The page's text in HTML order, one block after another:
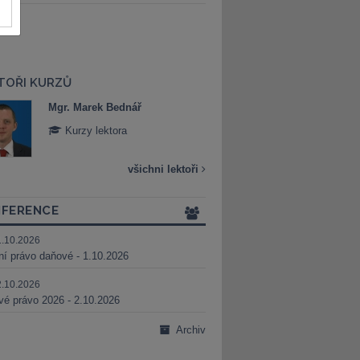
KURZŮ
Mgr. Marek Bednář
Kurzy lektora
všichni lektoři
právo daňové - 1.10.2026
právo 2026 - 2.10.2026
Archiv